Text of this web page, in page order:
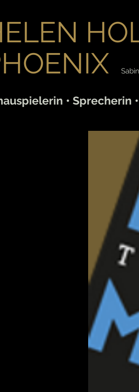
• Sprecherin